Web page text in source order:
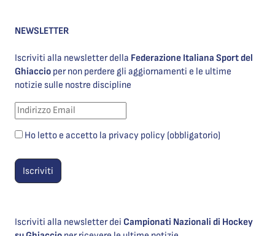
NEWSLETTER
Iscriviti alla newsletter della Federazione Italiana Sport del
Ghiaccio per non perdere gli aggiornamenti e le ultime
notizie sulle nostre discipline
Ho letto e accetto la privacy policy (obbligatorio)
Iscriviti alla newsletter dei Campionati Nazionali di Hockey